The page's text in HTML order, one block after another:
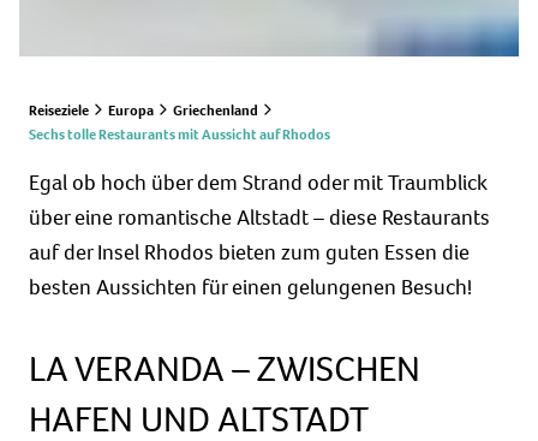
Reiseziele Europa
Griechenland
Sechs tolle Restaurants mit Aussicht auf Rhodos
Egal ob hoch über dem Strand oder mit Traumblick
über eine romantische Altstadt – diese Restaurants
auf der Insel Rhodos bieten zum guten Essen die
besten Aussichten für einen gelungenen Besuch!
LA VERANDA – ZWISCHEN
HAFEN UND ALTSTADT